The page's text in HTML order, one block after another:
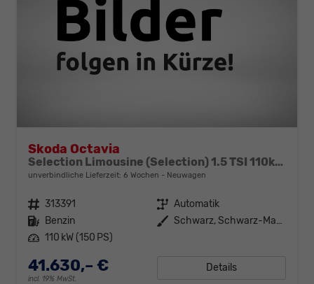
Skoda Octavia
Selection Limousine (Selection) 1.5 TSI 110kW (150 PS) 7-Gang DSG
unverbindliche Lieferzeit: 6 Wochen Neuwagen
Fahrzeugnr. 313391 Getriebe Automatik
Kraftstoff Benzin Außenfarbe
Schwarz, Schwarz-Magic Perleffekt (1Z)
Leistung 110 kW (150 PS)
41.630,– €
incl. 19% MwSt.
Details